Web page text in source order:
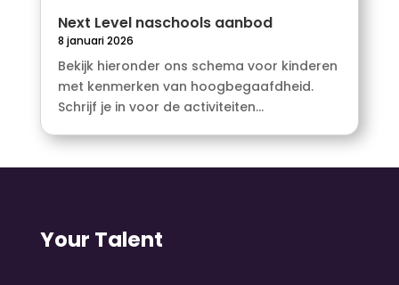
Next Level naschools aanbod
8 januari 2026
Bekijk hieronder ons schema voor kinderen
met kenmerken van hoogbegaafdheid.
Schrijf je in voor de activiteiten...
Your Talent